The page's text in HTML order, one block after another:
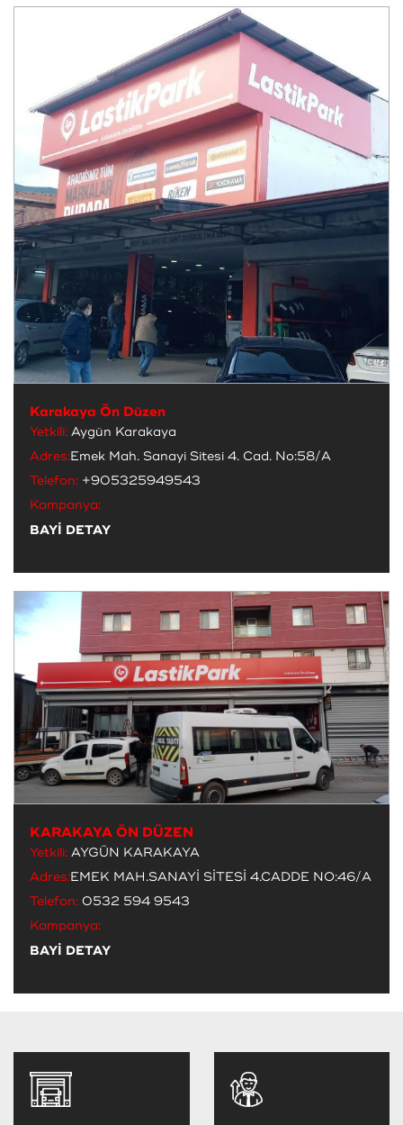
Karakaya Ön Düzen
Yetkili: Aygün Karakaya
Adres:Emek Mah. Sanayi Sitesi 4. Cad. No:58/A
Telefon: +905325949543
Kampanya:
BAYİ DETAY
KARAKAYA ÖN DÜZEN
Yetkili: AYGÜN KARAKAYA
Adres:EMEK MAH.SANAYİ SİTESİ 4.CADDE NO:46/A
Telefon: 0532 594 9543
Kampanya:
BAYİ DETAY